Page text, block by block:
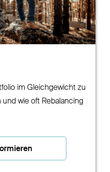
im Gleichgewicht zu
und wie oft Rebalancing